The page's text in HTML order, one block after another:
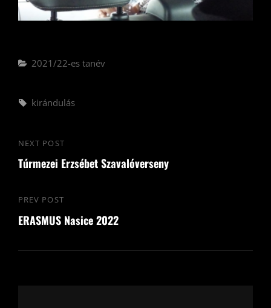
Categories
2021/22-es tanév
Tags,
kirándulás
Bejegyzés
navigáció
Previous
Post
PREV POST
ERASMUS Nasice 2022
Next
Post
NEXT POST
Túrmezei Erzsébet Szavalóverseny